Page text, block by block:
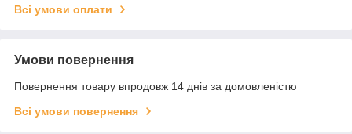
Всі умови оплати
Умови повернення
Повернення товару впродовж 14 днів за домовленістю
Всі умови повернення